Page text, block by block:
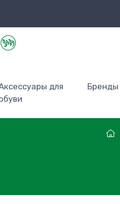
для
Бренды